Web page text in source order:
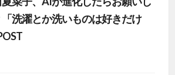
洗濯とか洗いものは好きだけ